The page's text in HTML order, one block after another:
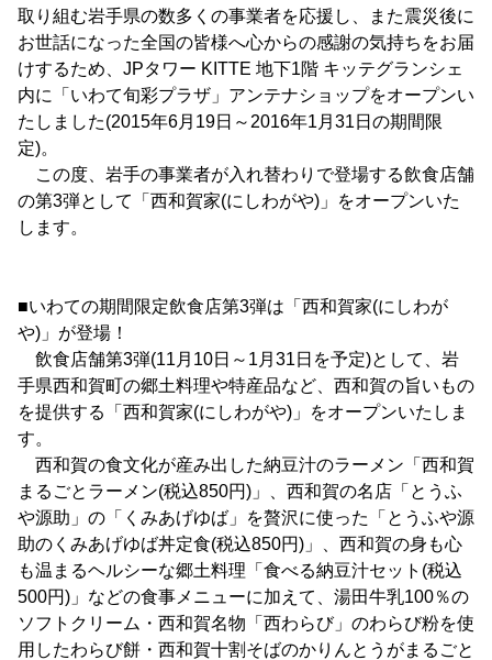
取り組む岩手県の数多くの事業者を応援し、また震災後に
お世話になった全国の皆様へ心からの感謝の気持ちをお届
けするため、JPタワー KITTE 地下1階 キッテグランシェ
内に「いわて旬彩プラザ」アンテナショップをオープンい
たしました(2015年6月19日～2016年1月31日の期間限
定)。
この度、岩手の事業者が入れ替わりで登場する飲食店舗
の第3弾として「西和賀家(にしわがや)」をオープンいた
します。
■いわての期間限定飲食店第3弾は「西和賀家(にしわが
や)」が登場！
飲食店舗第3弾(11月10日～1月31日を予定)として、岩
手県西和賀町の郷土料理や特産品など、西和賀の旨いもの
を提供する「西和賀家(にしわがや)」をオープンいたしま
す。
西和賀の食文化が産み出した納豆汁のラーメン「西和賀
まるごとラーメン(税込850円)」、西和賀の名店「とうふ
や源助」の「くみあげゆば」を贅沢に使った「とうふや源
助のくみあげゆば丼定食(税込850円)」、西和賀の身も心
も温まるヘルシーな郷土料理「食べる納豆汁セット(税込
500円)」などの食事メニューに加えて、湯田牛乳100％の
ソフトクリーム・西和賀名物「西わらび」のわらび粉を使
用したわらび餅・西和賀十割そばのかりんとうがまるごと